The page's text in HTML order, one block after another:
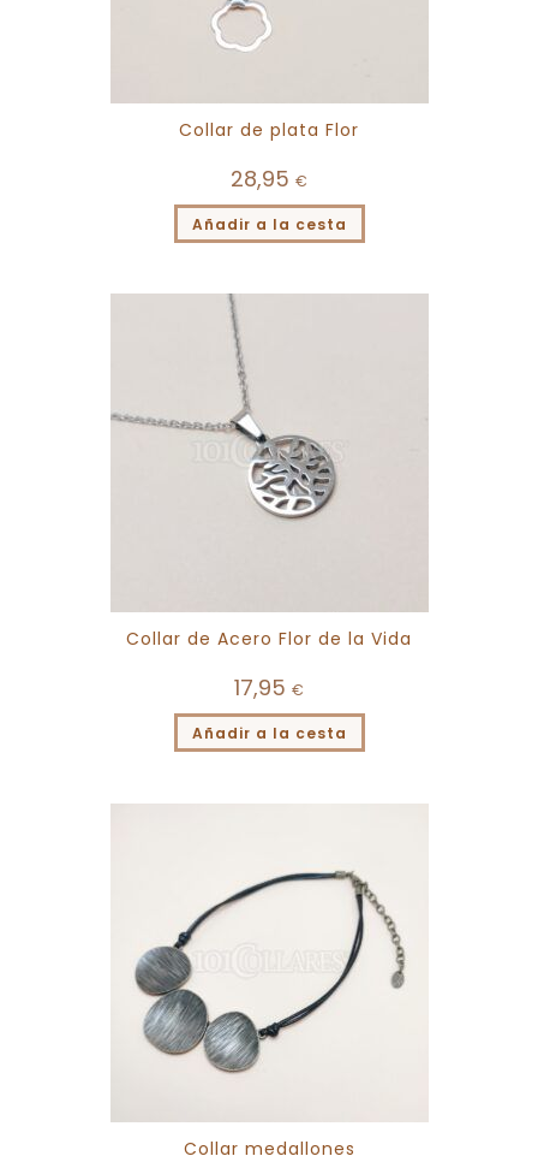
Collar de plata Flor
28,95 €
Añadir a la cesta
Collar de Acero Flor de la Vida
17,95 €
Añadir a la cesta
Collar medallones